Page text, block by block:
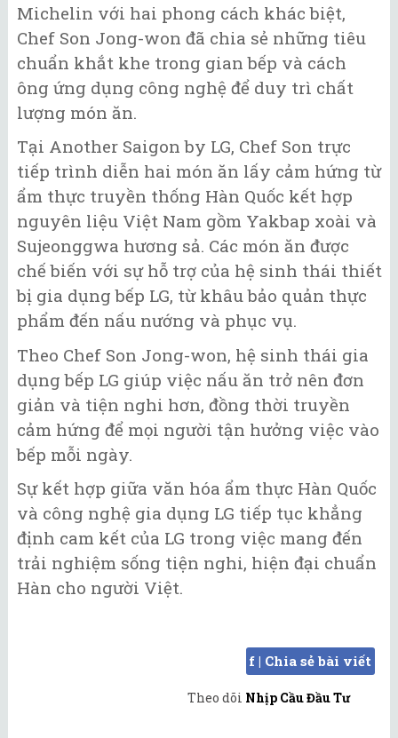
Michelin với hai phong cách khác biệt,
Chef Son Jong-won đã chia sẻ những tiêu
chuẩn khắt khe trong gian bếp và cách
ông ứng dụng công nghệ để duy trì chất
lượng món ăn.
Tại Another Saigon by LG, Chef Son trực
tiếp trình diễn hai món ăn lấy cảm hứng từ
ẩm thực truyền thống Hàn Quốc kết hợp
nguyên liệu Việt Nam gồm Yakbap xoài và
Sujeonggwa hương sả. Các món ăn được
chế biến với sự hỗ trợ của hệ sinh thái thiết
bị gia dụng bếp LG, từ khâu bảo quản thực
phẩm đến nấu nướng và phục vụ.
Theo Chef Son Jong-won, hệ sinh thái gia
dụng bếp LG giúp việc nấu ăn trở nên đơn
giản và tiện nghi hơn, đồng thời truyền
cảm hứng để mọi người tận hưởng việc vào
bếp mỗi ngày.
Sự kết hợp giữa văn hóa ẩm thực Hàn Quốc
và công nghệ gia dụng LG tiếp tục khẳng
định cam kết của LG trong việc mang đến
trải nghiệm sống tiện nghi, hiện đại chuẩn
Hàn cho người Việt.
f | Chia sẻ bài viết
Theo dõi Nhịp Cầu Đầu Tư